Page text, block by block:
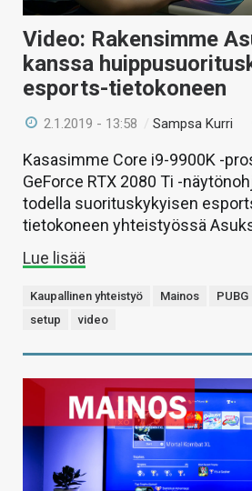
Video: Rakensimme
kanssa
esports-tietokoneen
2.1.2019 - 13:58 /Sampsa Kurri
Kasasimme Core i9-9900K -
GeForce RTX 2080 Ti -
todella suorituskykyisen
tietokoneen yhteistyössä
Lue lisää
Kaupallinen yhteistyö Mainos PUBG
setup
video